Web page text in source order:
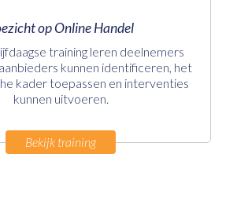
op Online Handel
training leren deelnemers
kunnen identificeren, het
kader toepassen en interventies
kunnen uitvoeren.
Bekijk training